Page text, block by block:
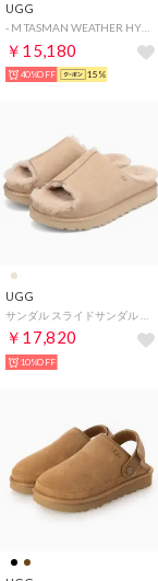
UGG
￥15,180
40%OFF 15%
UGG
￥17,820
10%OFF